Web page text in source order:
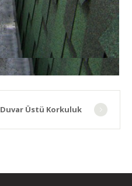
Duvar Üstü Korkuluk